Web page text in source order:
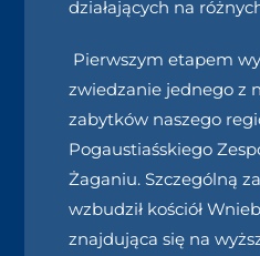
działających na
Pierwszym etapem
zwiedzanie jednego z
zabytków naszego
Pogaustiaśskiego
Żaganiu. Szczególną
wzbudził kościół
znajdująca się na